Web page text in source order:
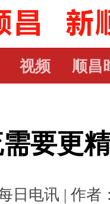
视频 顺昌
要更
日电讯 | 作者